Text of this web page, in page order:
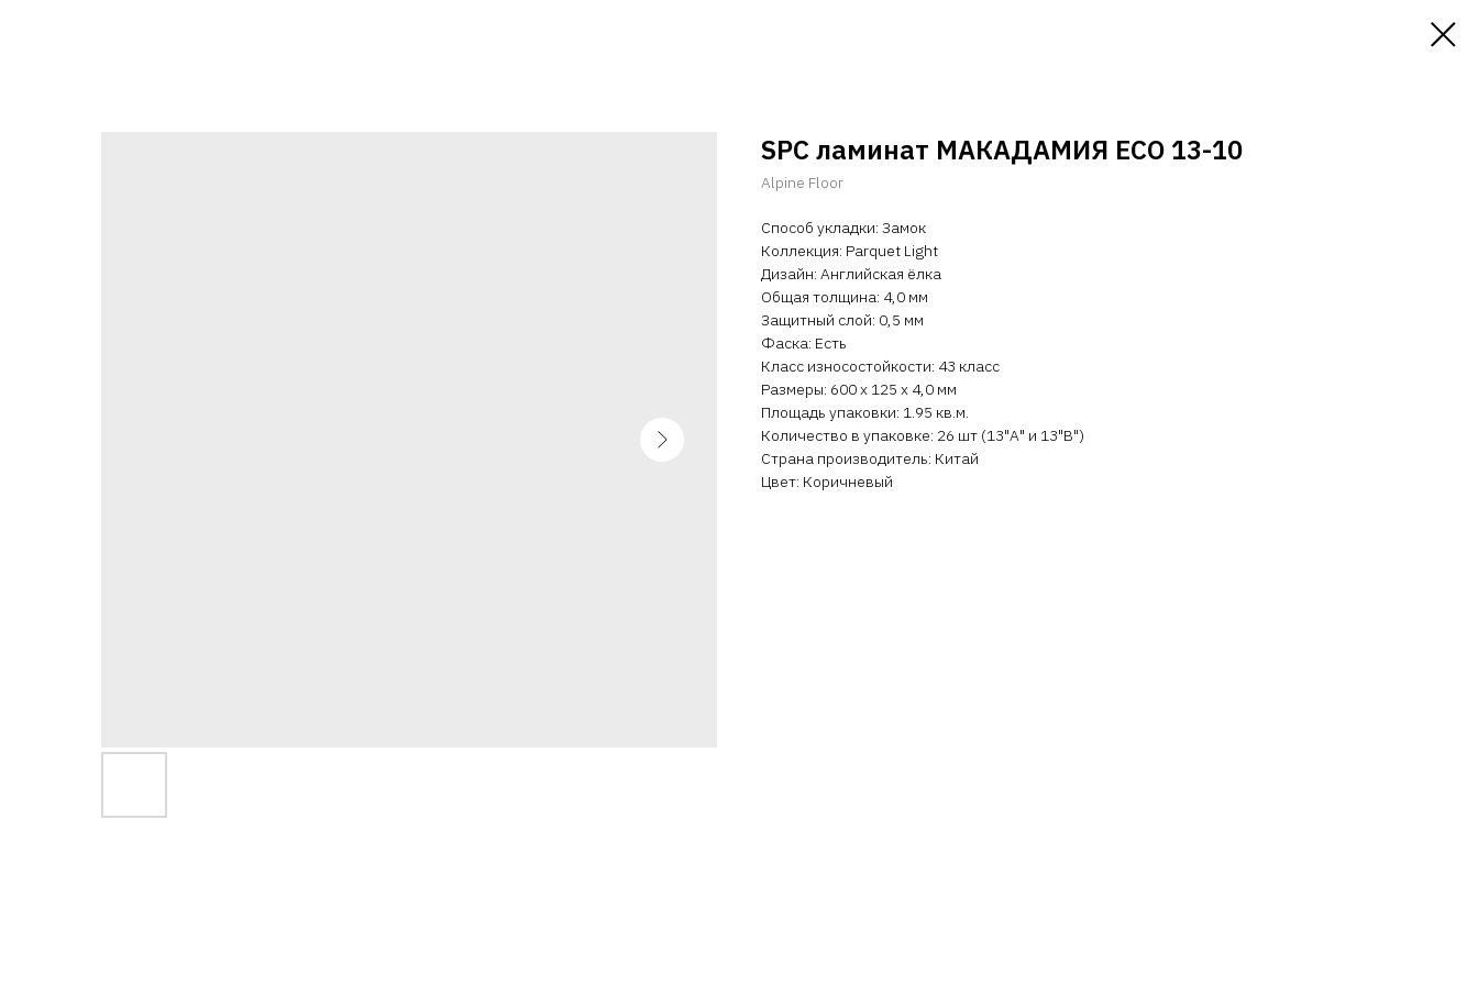
SPC ламинат МАКАДАМИЯ ЕСО 13-10
Alpine Floor
Способ укладки: Замок
Коллекция: Parquet Light
Дизайн: Английская ёлка
Общая толщина: 4,0 мм
Защитный слой: 0,5 мм
Фаска: Есть
Класс износостойкости: 43 класс
Размеры: 600 х 125 х 4,0 мм
Площадь упаковки: 1.95 кв.м.
Количество в упаковке: 26 шт (13"А" и 13"В")
Страна производитель: Китай
Цвет: Коричневый